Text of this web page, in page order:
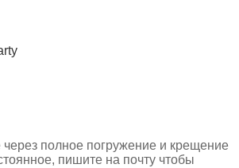
полное погружение и крещение
пишите на почту чтобы